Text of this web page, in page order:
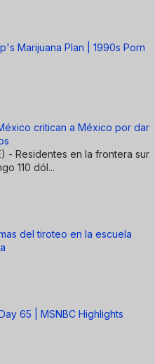
Marijuana Plan | 1990s Porn
critican a México por dar
- Residentes en la frontera sur
110 dól...
del tiroteo en la escuela
65 | MSNBC Highlights